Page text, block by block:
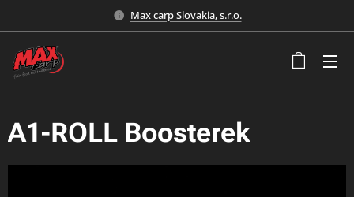
Max carp Slovakia, s.r.o.
A1-ROLL Boosterek